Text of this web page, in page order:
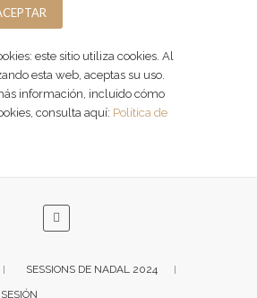
este sitio utiliza cookies. Al
esta web, aceptas su uso.
información, incluido cómo
consulta aquí: Política de
SESSIONS DE NADAL 2024